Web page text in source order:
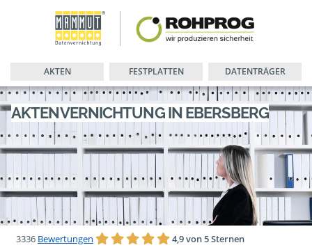
AKTEN FESTPLATTEN DATENTRÄGER
AKTENVERNICHTUNG IN EBERSBERG
3336 Bewertungen 4,9 von 5 Sternen